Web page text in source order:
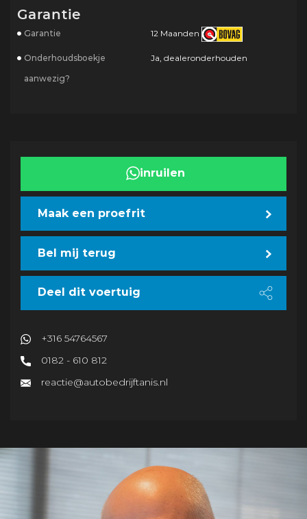
Garantie
Garantie 12 Maanden
Onderhoudsboekje
aanwezig?
Ja, dealeronderhouden
inruilen
Maak een proefrit
Bel mij terug
Deel dit voertuig
+316 54764567
0182 - 610 812
reactie@autobedrijftanis.nl